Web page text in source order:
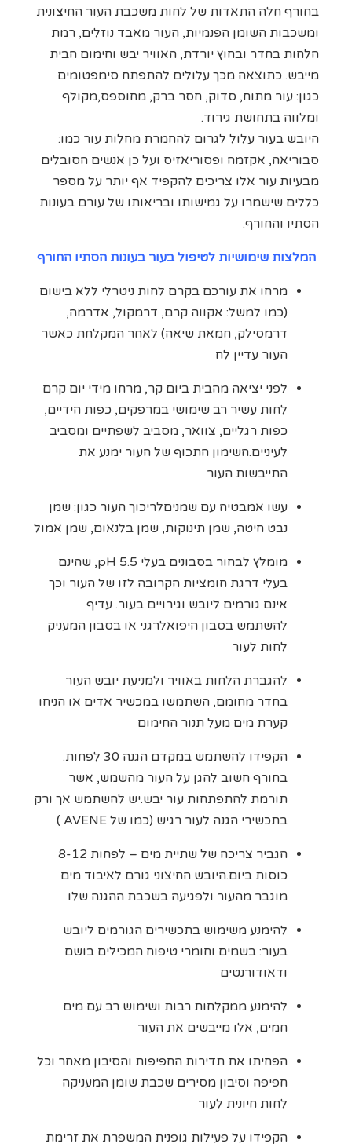
בחורף חלה התאדות של לחות משכבת העור החיצונית
ומשכבות השומן הפנמיות, העור מאבד נוזלים, רמת
הלחות בחדר ובחוץ יורדת, האוויר יבש וחימום הבית
מייבש. כתוצאה מכך עלולים להתפתח סימפטומים
כגון: עור מתוח, סדוק, חסר ברק, מחוספס,מקולף
ומלווה בתחושת גירוד.
היובש בעור עלול לגרום להחמרת מחלות עור כמו:
סבוריאה, אקזמה ופסוריאזיס ועל כן אנשים הסובלים
מבעיות עור אלו צריכים להקפיד אף יותר על מספר
כללים שישמרו על גמישותו ובריאותו של עורם בעונות
הסתיו והחורף.
המלצות שימושיות לטיפול בעור בעונות הסתיו החורף
מרחו את עורכם בקרם לחות ניטרלי ללא בישום
(כמו למשל: אקווה קרם, דרמקול, אדרמה,
דרמסילק, חמאת שיאה) לאחר המקלחת כאשר
העור עדיין לח
לפני יציאה מהבית ביום קר, מרחו מידי יום קרם
לחות עשיר רב שימושי במרפקים, כפות הידיים,
כפות רגליים, צוואר, מסביב לשפתיים ומסביב
לעיניים.השימון התכוף של העור ימנע את
התייבשות העור
עשו אמבטיה עם שמניםלריכוך העור כגון: שמן
נבט חיטה, שמן תינוקות, שמן בלנאום, שמן אמול
מומלץ לבחור בסבונים בעלי pH 5.5, שהינם
בעלי דרגת חומציות הקרובה לזו של העור וכך
אינם גורמים ליובש וגירויים בעור. עדיף
להשתמש בסבון היפואלרגני או בסבון המעניק
לחות לעור
להגברת הלחות באוויר ולמניעת יובש העור
בחדר מחומם, השתמשו במכשיר אדים או הניחו
קערת מים מעל תנור החימום
הקפידו להשתמש במקדם הגנה 30 לפחות.
בחורף חשוב להגן על העור מהשמש, אשר
תורמת להתפתחות עור יבש.יש להשתמש אך ורק
בתכשירי הגנה לעור רגיש (כמו של AVENE )
הגביר צריכה של שתיית מים – לפחות 8-12
כוסות ביום.היובש החיצוני גורם לאיבוד מים
מוגבר מהעור ולפגיעה בשכבת ההגנה שלו
להימנע משימוש בתכשירים הגורמים ליובש
בעור: בשמים וחומרי טיפוח המכילים בושם
ודאודורנטים
להימנע ממקלחות רבות ושימוש רב עם מים
חמים, אלו מייבשים את העור
הפחיתו את תדירות החפיפות והסיבון מאחר וכל
חפיפה וסיבון מסירים שכבת שומן המעניקה
לחות חיונית לעור
הקפידו על פעילות גופנית המשפרת את זרימת